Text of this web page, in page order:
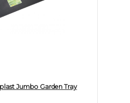
Jumbo Garden Tray